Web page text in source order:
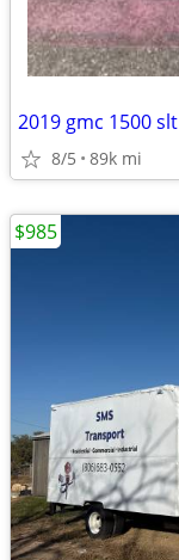
2019 gmc 1500 slt
8/5 89k mi
$985